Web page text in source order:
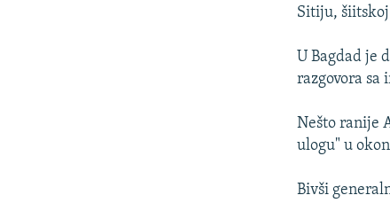
Sitiju,
U Bagdad je
razgovora
Nešto ranije
ulogu" u
Bivši